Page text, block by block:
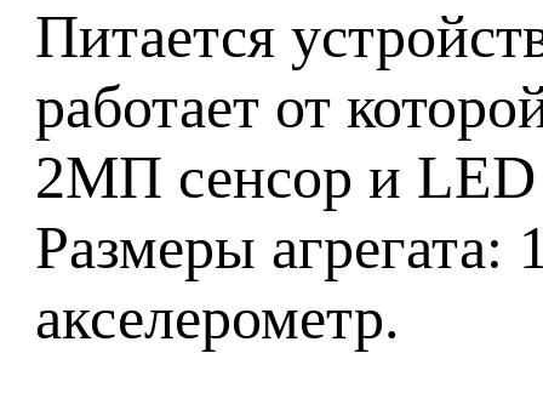
Питается
работает от
2МП сенсор и
Размеры
акселерометр.